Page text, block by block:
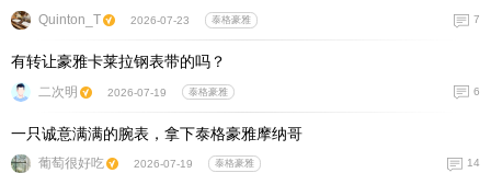
Quinton_T 2026-07-23 泰格豪雅 7
有转让豪雅卡莱拉钢表带的吗？
二次明 2026-07-19 泰格豪雅 6
一只诚意满满的腕表，拿下泰格豪雅摩纳哥
葡萄很好吃 2026-07-19 泰格豪雅 14